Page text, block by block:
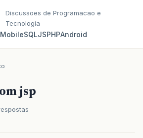
Discussoes de Programacao e
Tecnologia
MobileSQLJSPHPAndroid
jsp